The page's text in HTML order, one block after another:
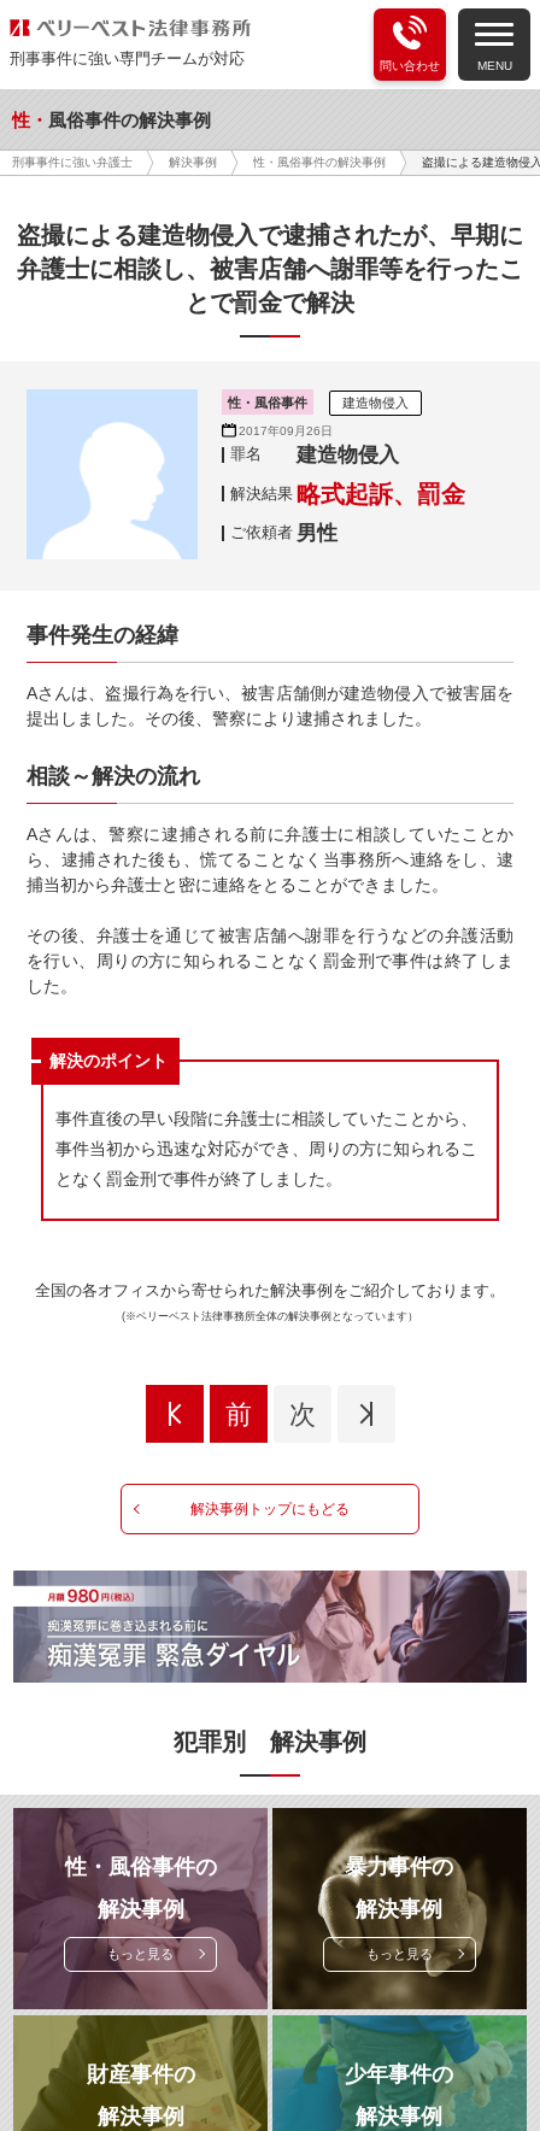
刑事事件に強い専門チームが対応 問い合わせ MENU
性・風俗事件の解決事例
刑事事件に強い弁護士 解決事例 性・風俗事件の解決事例 盗撮による建造物侵
盗撮による建造物侵入で逮捕されたが、早期に
弁護士に相談し、被害店舗へ謝罪等を行ったこ
とで罰金で解決
性・風俗事件 建造物侵入
2017年09月26日
罪名 建造物侵入
解決結果 略式起訴、罰金
ご依頼者 男性
事件発生の経緯
Aさんは、盗撮行為を行い、被害店舗側が建造物侵入で被害届を
提出しました。その後、警察により逮捕されました。
相談～解決の流れ
Aさんは、警察に逮捕される前に弁護士に相談していたことか
ら、逮捕された後も、慌てることなく当事務所へ連絡をし、逮
捕当初から弁護士と密に連絡をとることができました。
その後、弁護士を通じて被害店舗へ謝罪を行うなどの弁護活動
を行い、周りの方に知られることなく罰金刑で事件は終了しま
した。
解決のポイント
事件直後の早い段階に弁護士に相談していたことから、
事件当初から迅速な対応ができ、周りの方に知られるこ
となく罰金刑で事件が終了しました。
全国の各オフィスから寄せられた解決事例をご紹介しております。
(※ベリーベスト法律事務所全体の解決事例となっています）
前 次
解決事例トップにもどる
犯罪別 解決事例
性・風俗事件の
解決事例
もっと見る
暴力事件の
解決事例
もっと見る
財産事件の
解決事例
少年事件の
解決事例